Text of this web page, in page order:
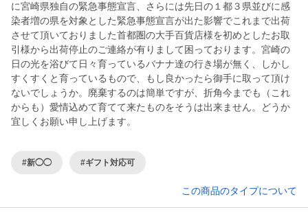
に宮崎県独自の緊急事態宣言、さらには先日の１都３県並びに感
染者増の県を対象とした緊急事態宣言が出た影響でこれまで出荷
させて頂いておりました首都圏の大手百貨店様を初めとしたお取
引様から出荷停止のご連絡が有りまして困っております。宮崎の
日の光を浴びて日々育っているバナナ達の行き場が無く、しかし
すくすくと育っているもので、もし良かったら御手に取って頂け
ないでしょうか。廃棄するのは簡単ですが、折角今までも（これ
からも）愛情込めて育てて来たものをそうは出来ません。どうか
宜しくお願い申し上げます。
#新◯◯ #ギフト対応可
この商品のタイプについて